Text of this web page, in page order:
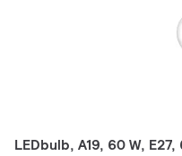
LEDbulb, A19, 60 W,